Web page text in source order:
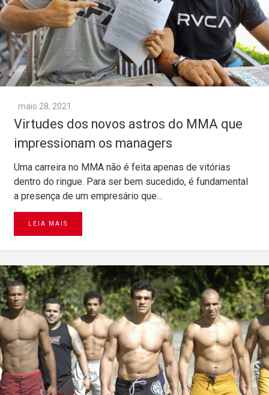
maio 28, 2021
Virtudes dos novos astros do MMA que
impressionam os managers
Uma carreira no MMA não é feita apenas de vitórias
dentro do ringue. Para ser bem sucedido, é fundamental
a presença de um empresário que…
LEIA MAIS